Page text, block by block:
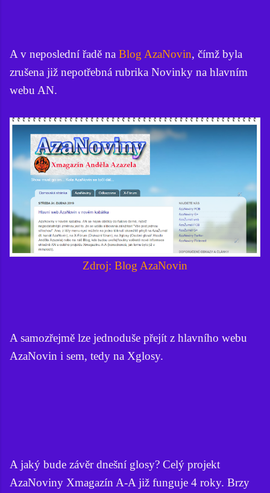
A v neposlední řadě na Blog AzaNovin, čímž byla
zrušena již nepotřebná rubrika Novinky na hlavním
webu AN.
Zdroj: Blog AzaNovin
A samozřejmě lze jednoduše přejít z hlavního webu
AzaNovin i sem, tedy na Xglosy.
A jaký bude závěr dnešní glosy? Celý projekt
AzaNoviny Xmagazín A-A již funguje 4 roky. Brzy